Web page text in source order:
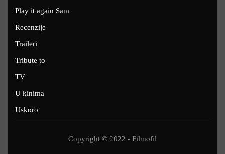
Play it again Sam
Recenzije
Traileri
Tribute to
TV
U kinima
Uskoro
Copyright © 2022 - Filmofil